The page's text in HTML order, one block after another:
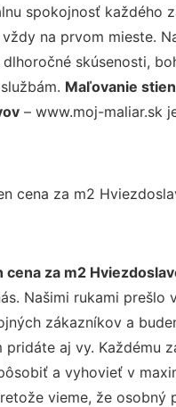
spokojnosť každého
na prvom mieste.
skúsenosti,
Maľovanie
– www.moj-maliar.sk
cena za m2
Našimi rukami prešlo
zákazníkov a
pridáte aj vy. Každému
a vyhovieť v
vieme, že osobný